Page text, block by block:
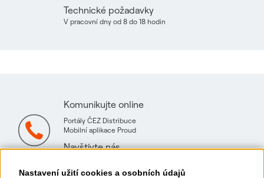
Nastavení užití cookies a osobních údajů
Technické požadavky
V pracovní dny od 8 do 18 hodin
Komunikujte online
Portály ČEZ Distribuce
Mobilní aplikace Proud
Navštivte nás